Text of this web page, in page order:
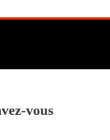
vous